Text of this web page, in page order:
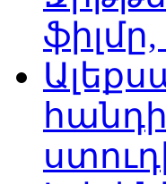
ֆիլմը,